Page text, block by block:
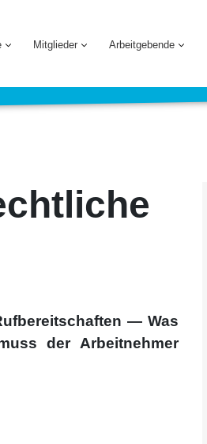
Mitglieder Arbeitgebende
— Was
der Arbeit­neh­mer